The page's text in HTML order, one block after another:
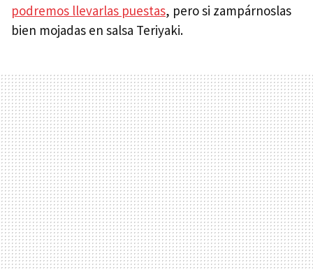
podremos llevarlas puestas, pero si zampárnoslas
bien mojadas en salsa Teriyaki.